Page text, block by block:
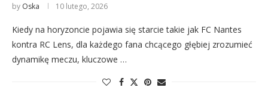
by Oska 10 lutego, 2026
Kiedy na horyzoncie pojawia się starcie takie jak FC Nantes
kontra RC Lens, dla każdego fana chcącego głębiej zrozumieć
dynamikę meczu, kluczowe …